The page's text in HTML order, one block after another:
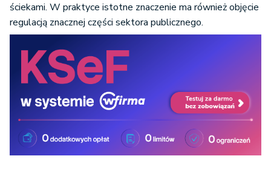
ściekami. W praktyce istotne znaczenie ma również objęcie
regulacją znacznej części sektora publicznego.